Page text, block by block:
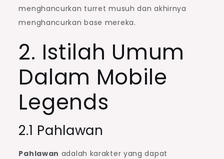
menghancurkan turret musuh dan akhirnya
menghancurkan base mereka.
2. Istilah Umum
Dalam Mobile
Legends
2.1 Pahlawan
Pahlawan adalah karakter yang dapat